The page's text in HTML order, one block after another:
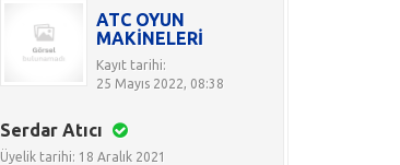
ATC OYUN
MAKİNELERİ
Kayıt tarihi:
25 Mayıs 2022, 08:38
Serdar Atıcı
Üyelik tarihi: 18 Aralık 2021